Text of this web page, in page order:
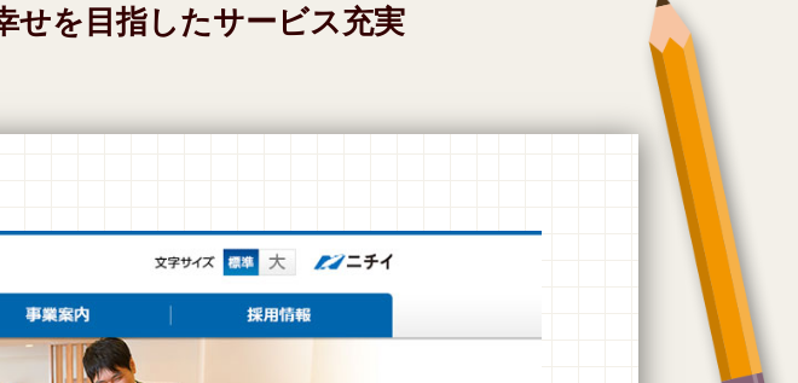
せを目指したサービス充実